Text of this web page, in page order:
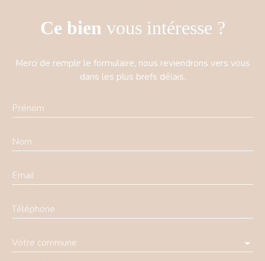
Ce bien vous intéresse ?
Merci de remplir le formulaire, nous reviendrons vers vous
dans les plus brefs délais.
Prénom
Nom
Email
Téléphone
Votre commune